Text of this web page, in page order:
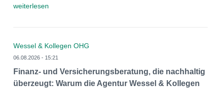
weiterlesen
Wessel & Kollegen OHG
06.08.2026 - 15:21
Finanz- und Versicherungsberatung, die nachhaltig
überzeugt: Warum die Agentur Wessel & Kollegen